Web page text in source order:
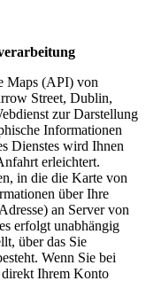
Maps (API) von
Street, Dublin,
zur Darstellung
Informationen
Dienstes wird Ihnen
erleichtert.
in die die Karte von
über Ihre
an Server von
erfolgt unabhängig
über das Sie
Wenn Sie bei
Ihrem Konto